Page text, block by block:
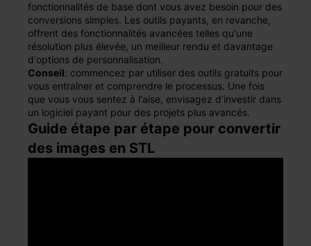
fonctionnalités de base dont vous avez besoin pour des
conversions simples. Les outils payants, en revanche,
offrent des fonctionnalités avancées telles qu'une
résolution plus élevée, un meilleur rendu et davantage
d'options de personnalisation.
Conseil: commencez par utiliser des outils gratuits pour
vous entraîner et comprendre le processus. Une fois
que vous vous sentez à l'aise, envisagez d'investir dans
un logiciel payant pour des projets plus avancés.
Guide étape par étape pour convertir
des images en STL